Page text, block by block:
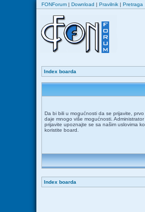
FONForum | Download | Pravilnik | Pretraga
Index boarda
Da bi bili u mogućnosti da se prijavite,
daje mnogo više mogućnosti.
prijavite upoznajte se sa našim uslovima
koristite board.
Index boarda